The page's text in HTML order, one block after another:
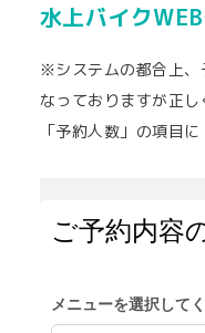
水上バイク
※システムの都合上、
なっておりますが正
「予約人数」の項目